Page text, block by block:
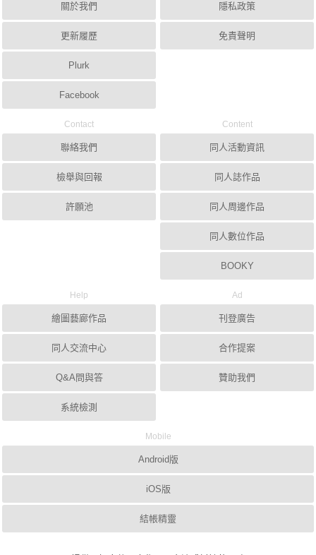
關於我們
更新履歷
Plurk
Facebook
隱私政策
免責聲明
Contact
聯絡我們
檢舉與回報
許願池
Content
同人活動資訊
同人誌作品
同人周邊作品
同人數位作品
BOOKY
Help
繪圖藝廊作品
同人交流中心
Q&A問與答
系統檢測
Ad
刊登廣告
合作提案
贊助我們
Mobile
Android版
iOS版
結帳精靈